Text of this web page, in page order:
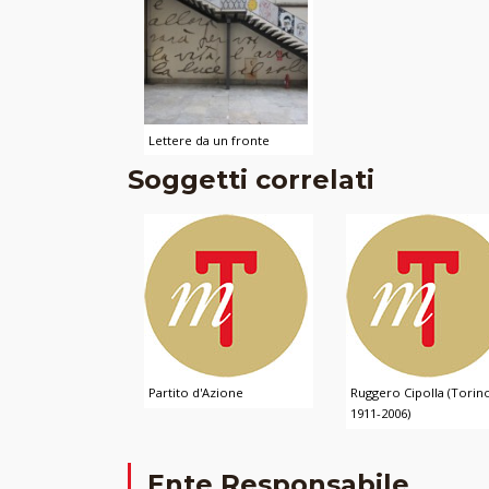
Lettere da un fronte
Soggetti correlati
Partito d'Azione
Ruggero Cipolla
1911-2006)